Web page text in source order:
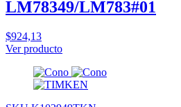
LM78349/LM783#01
$924,13
Ver producto